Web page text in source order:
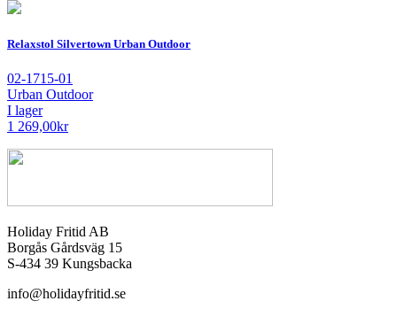
Relaxstol Silvertown Urban Outdoor
02-1715-01
Urban Outdoor
I lager
1 269,00kr
Holiday Fritid AB
Borgås Gårdsväg 15
S-434 39 Kungsbacka
info@holidayfritid.se